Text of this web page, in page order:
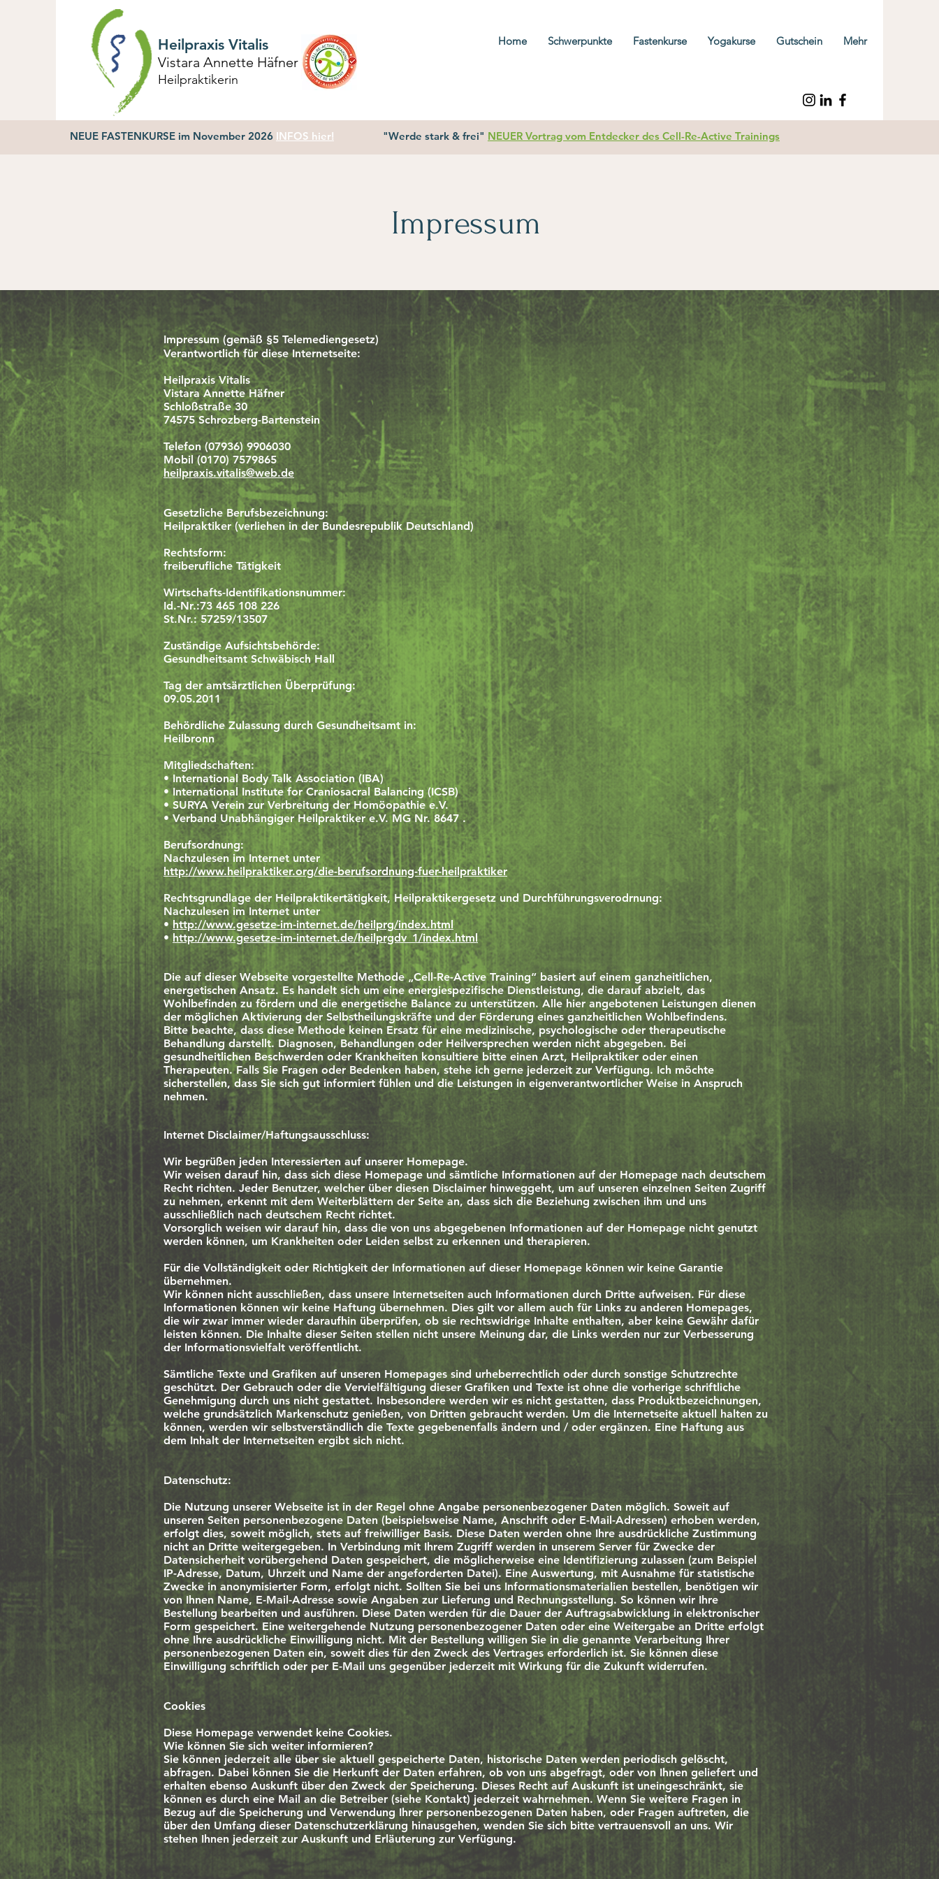
Heilpraxis Vitalis
Vistara Annette Häfner
Heilpraktikerin
Home Schwerpunkte Fastenkurse Yogakurse Gutschein Mehr
NEUE FASTENKURSE im November 2026 INFOS hier! "Werde stark & frei" NEUER Vortrag vom Entdecker des Cell-Re-Active Trainings
Impressum
Impressum (gemäß §5 Telemediengesetz)
Verantwortlich für diese Internetseite:
Heilpraxis Vitalis
Vistara Annette Häfner
Schloßstraße 30
74575 Schrozberg-Bartenstein
Telefon (07936) 9906030
Mobil (0170) 7579865
heilpraxis.vitalis@web.de
Gesetzliche Berufsbezeichnung:
Heilpraktiker (verliehen in der Bundesrepublik Deutschland)
Rechtsform:
freiberufliche Tätigkeit
Wirtschafts-Identifikationsnummer:
Id.-Nr.:73 465 108 226
St.Nr.: 57259/13507
Zuständige Aufsichtsbehörde:
Gesundheitsamt Schwäbisch Hall
Tag der amtsärztlichen Überprüfung:
09.05.2011
Behördliche Zulassung durch Gesundheitsamt in:
Heilbronn
Mitgliedschaften:
• International Body Talk Association (IBA)
• International Institute for Craniosacral Balancing (ICSB)
• SURYA Verein zur Verbreitung der Homöopathie e.V.
• Verband Unabhängiger Heilpraktiker e.V. MG Nr. 8647 .
Berufsordnung:
Nachzulesen im Internet unter
http://www.heilpraktiker.org/die-berufsordnung-fuer-heilpraktiker
Rechtsgrundlage der Heilpraktikertätigkeit, Heilpraktikergesetz und Durchführungsverodrnung:
Nachzulesen im Internet unter
• http://www.gesetze-im-internet.de/heilprg/index.html
•http://www.gesetze-im-internet.de/heilprgdv_1/index.html
Die auf dieser Webseite vorgestellte Methode „Cell-Re-Active Training“ basiert auf einem ganzheitlichen,
energetischen Ansatz. Es handelt sich um eine energiespezifische Dienstleistung, die darauf abzielt, das
Wohlbefinden zu fördern und die energetische Balance zu unterstützen. Alle hier angebotenen Leistungen dienen
der möglichen Aktivierung der Selbstheilungskräfte und der Förderung eines ganzheitlichen Wohlbefindens.​
Bitte beachte, dass diese Methode keinen Ersatz für eine medizinische, psychologische oder therapeutische
Behandlung darstellt. Diagnosen, Behandlungen oder Heilversprechen werden nicht abgegeben. Bei
gesundheitlichen Beschwerden oder Krankheiten konsultiere bitte einen Arzt, Heilpraktiker oder einen
Therapeuten.​Falls Sie Fragen oder Bedenken haben, stehe ich gerne jederzeit zur Verfügung. Ich möchte
sicherstellen, dass Sie sich gut informiert fühlen und die Leistungen in eigenverantwortlicher Weise in Anspruch
nehmen.
Internet Disclaimer/Haftungsausschluss:
Wir begrüßen jeden Interessierten auf unserer Homepage.
Wir weisen darauf hin, dass sich diese Homepage und sämtliche Informationen auf der Homepage nach deutschem
Recht richten. Jeder Benutzer, welcher über diesen Disclaimer hinweggeht, um auf unseren einzelnen Seiten Zugriff
zu nehmen, erkennt mit dem Weiterblättern der Seite an, dass sich die Beziehung zwischen ihm und uns
ausschließlich nach deutschem Recht richtet.
Vorsorglich weisen wir darauf hin, dass die von uns abgegebenen Informationen auf der Homepage nicht genutzt
werden können, um Krankheiten oder Leiden selbst zu erkennen und therapieren.
Für die Vollständigkeit oder Richtigkeit der Informationen auf dieser Homepage können wir keine Garantie
übernehmen.
Wir können nicht ausschließen, dass unsere Internetseiten auch Informationen durch Dritte aufweisen. Für diese
Informationen können wir keine Haftung übernehmen. Dies gilt vor allem auch für Links zu anderen Homepages,
die wir zwar immer wieder daraufhin überprüfen, ob sie rechtswidrige Inhalte enthalten, aber keine Gewähr dafür
leisten können. Die Inhalte dieser Seiten stellen nicht unsere Meinung dar, die Links werden nur zur Verbesserung
der Informationsvielfalt veröffentlicht.
Sämtliche Texte und Grafiken auf unseren Homepages sind urheberrechtlich oder durch sonstige Schutzrechte
geschützt. Der Gebrauch oder die Vervielfältigung dieser Grafiken und Texte ist ohne die vorherige schriftliche
Genehmigung durch uns nicht gestattet. Insbesondere werden wir es nicht gestatten, dass Produktbezeichnungen,
welche grundsätzlich Markenschutz genießen, von Dritten gebraucht werden. Um die Internetseite aktuell halten zu
können, werden wir selbstverständlich die Texte gegebenenfalls ändern und / oder ergänzen. Eine Haftung aus
dem Inhalt der Internetseiten ergibt sich nicht.
Datenschutz:
Die Nutzung unserer Webseite ist in der Regel ohne Angabe personenbezogener Daten möglich. Soweit auf
unseren Seiten personenbezogene Daten (beispielsweise Name, Anschrift oder E-Mail-Adressen) erhoben werden,
erfolgt dies, soweit möglich, stets auf freiwilliger Basis. Diese Daten werden ohne Ihre ausdrückliche Zustimmung
nicht an Dritte weitergegeben. In Verbindung mit Ihrem Zugriff werden in unserem Server für Zwecke der
Datensicherheit vorübergehend Daten gespeichert, die möglicherweise eine Identifizierung zulassen (zum Beispiel
IP-Adresse, Datum, Uhrzeit und Name der angeforderten Datei). Eine Auswertung, mit Ausnahme für statistische
Zwecke in anonymisierter Form, erfolgt nicht. Sollten Sie bei uns Informationsmaterialien bestellen, benötigen wir
von Ihnen Name, E-Mail-Adresse sowie Angaben zur Lieferung und Rechnungsstellung. So können wir Ihre
Bestellung bearbeiten und ausführen. Diese Daten werden für die Dauer der Auftragsabwicklung in elektronischer
Form gespeichert. Eine weitergehende Nutzung personenbezogener Daten oder eine Weitergabe an Dritte erfolgt
ohne Ihre ausdrückliche Einwilligung nicht. Mit der Bestellung willigen Sie in die genannte Verarbeitung Ihrer
personenbezogenen Daten ein, soweit dies für den Zweck des Vertrages erforderlich ist. Sie können diese
Einwilligung schriftlich oder per E-Mail uns gegenüber jederzeit mit Wirkung für die Zukunft widerrufen.
Cookies
Diese Homepage verwendet keine Cookies.
Wie können Sie sich weiter informieren?
Sie können jederzeit alle über sie aktuell gespeicherte Daten, historische Daten werden periodisch gelöscht,
abfragen. Dabei können Sie die Herkunft der Daten erfahren, ob von uns abgefragt, oder von Ihnen geliefert und
erhalten ebenso Auskunft über den Zweck der Speicherung. Dieses Recht auf Auskunft ist uneingeschränkt, sie
können es durch eine Mail an die Betreiber (siehe Kontakt) jederzeit wahrnehmen. Wenn Sie weitere Fragen in
Bezug auf die Speicherung und Verwendung Ihrer personenbezogenen Daten haben, oder Fragen auftreten, die
über den Umfang dieser Datenschutzerklärung hinausgehen, wenden Sie sich bitte vertrauensvoll an uns. Wir
stehen Ihnen jederzeit zur Auskunft und Erläuterung zur Verfügung.